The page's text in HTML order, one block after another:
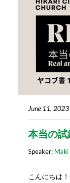
June 11, 2023
本当の試
Speaker: Maki
こんにちは